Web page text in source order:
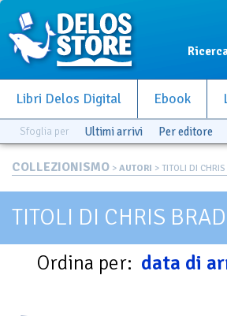
Libri Delos Digital Ebook
Sfoglia per Ultimi arrivi Per editore
COLLEZIONISMO > AUTORI > TITOLI DI
TITOLI DI CHRIS
Ordina per: data di